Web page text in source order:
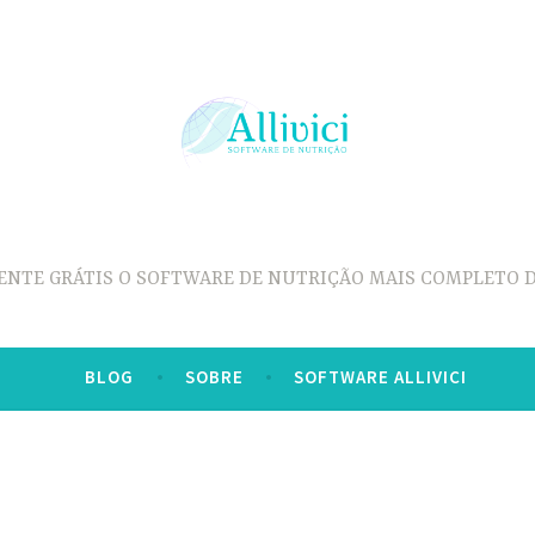
GRÁTIS O SOFTWARE DE NUTRIÇÃO MAIS COMPLETO
BLOG SOBRE SOFTWARE ALLIVICI